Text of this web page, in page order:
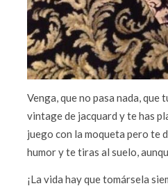
Venga, que no pasa nada,
vintage de jacquard y te has
juego con la moqueta pero te
humor y te tiras al suelo,
¡La vida hay que tomársela